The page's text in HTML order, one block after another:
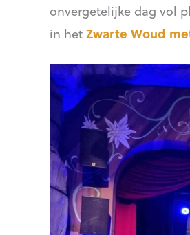
onvergetelijke dag vol
in hetZwarte Woud